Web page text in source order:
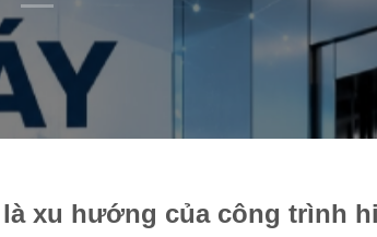
xu hướng của công trình